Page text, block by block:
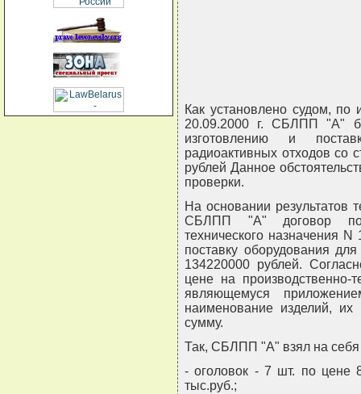
Как установлено судом,
20.09.2000 г. СБЛПП "А"
изготовлению и
радиоактивных отходов со
рублей Данное
проверки.
На основании результатов
СБЛПП "А" договор
технического назначения
поставку оборудования
134220000 рублей.
цене на производственно-
являющемуся
наименование изделий,
сумму.
Так, СБЛПП "А" взял на себя
- оголовок - 7 шт. по цене
тыс.руб.;